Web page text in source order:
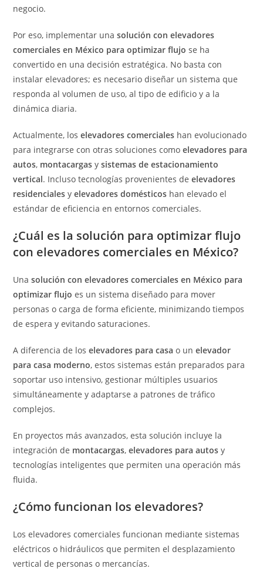
negocio.
Por eso, implementar unasolución con elevadores
comerciales en México para optimizar flujo se ha
convertido en una decisión estratégica. No basta con
instalar elevadores; es necesario diseñar un sistema que
responda al volumen de uso, al tipo de edificio y a la
dinámica diaria.
Actualmente, loselevadores comerciales han evolucionado
para integrarse con otras soluciones comoelevadores para
autos, montacargas ysistemas de estacionamiento
vertical. Incluso tecnologías provenientes deelevadores
residenciales yelevadores domésticos han elevado el
estándar de eficiencia en entornos comerciales.
¿Cuál es la solución para optimizar flujo
con elevadores comerciales en México?
Unasolución con elevadores comerciales en México para
optimizar flujo es un sistema diseñado para mover
personas o carga de forma eficiente, minimizando tiempos
de espera y evitando saturaciones.
A diferencia de loselevadores para casa o unelevador
para casa moderno, estos sistemas están preparados para
soportar uso intensivo, gestionar múltiples usuarios
simultáneamente y adaptarse a patrones de tráfico
complejos.
En proyectos más avanzados, esta solución incluye la
integración de montacargas,elevadores para autos y
tecnologías inteligentes que permiten una operación más
fluida.
¿Cómo funcionan los elevadores?
Los elevadores comerciales funcionan mediante sistemas
eléctricos o hidráulicos que permiten el desplazamiento
vertical de personas o mercancías.